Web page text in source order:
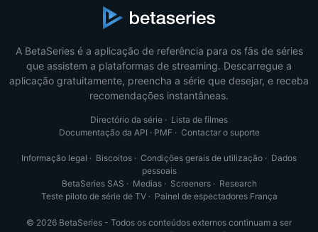
A BetaSeries é a aplicação de referência para os fãs de séries
que assistem a plataformas de streaming. Descarregue a
aplicação gratuitamente, preencha a série que desejar, e receba
recomendações instantâneas.
Directório da série · Lista de filmes
Documentação da API · PMF· Contactar o suporte
Informação legal · Biscoitos · Condições gerais de utilização · Dados
pessoais
BetaSeries SAS · Medias· Screeners· Research
Teste piloto de série de TV· Painel de espectadores França
© 2026 BetaSeries - Todos os conteúdos externos continuam a ser